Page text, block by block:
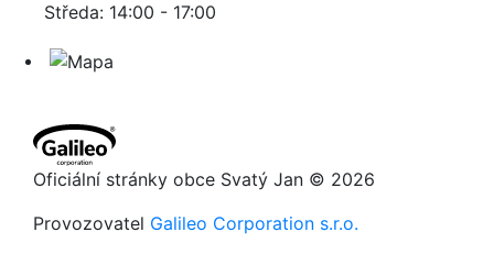
Středa: 14:00 - 17:00
Oficiální stránky obce Svatý Jan © 2026
Provozovatel Galileo Corporation s.r.o.